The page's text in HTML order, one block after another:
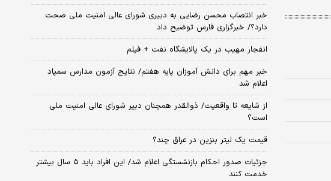
خبر انتصاب محسن رضایی به دبیری شورای عالی امنیت ملی صحت
دارد؟/ خبرگزاری فارس توضیح داد
انفجار مهیب در یک پالایشگاه نفت + فیلم
خبر مهم برای دانش آموزان پایه هفتم/ نتایج آزمون مدارس سمپاد
اعلام شد
از شایعه تا واقعیت/ ذوالقدر همچنان دبیر شورای ‌عالی امنیت ملی
است؟
قیمت یک لیتر بنزین در عراق چند؟
جزئیات صدور احکام بازنشستگی اعلام شد/ این افراد باید ۵ سال بیشتر
خدمت کنند